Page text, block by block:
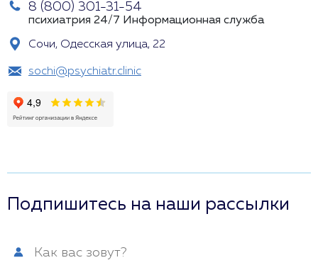
8 (800) 301-31-54
психиатрия 24/7 Информационная служба
Сочи, Одесская улица, 22
sochi@psychiatr.clinic
Подпишитесь на наши рассылки